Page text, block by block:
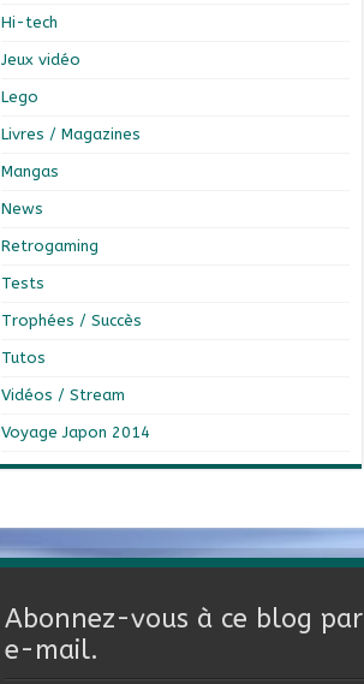
Hi-tech
Jeux vidéo
Lego
Livres / Magazines
Mangas
News
Retrogaming
Tests
Trophées / Succès
Tutos
Vidéos / Stream
Voyage Japon 2014
Abonnez-vous à ce blog par
e-mail.